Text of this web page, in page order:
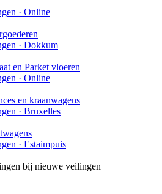
· Online
· Dokkum
en Parket vloeren
· Online
en kraanwagens
· Bruxelles
· Estaimpuis
bij nieuwe veilingen